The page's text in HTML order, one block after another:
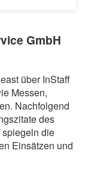
GmbH
über InStaff
Messen,
Nachfolgend
des
die
Einsätzen und